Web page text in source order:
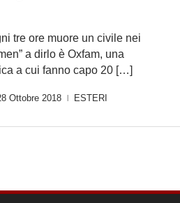
tre ore muore un civile nei
a dirlo è Oxfam, una
a cui fanno capo 20 […]
Ottobre 2018 ESTERI